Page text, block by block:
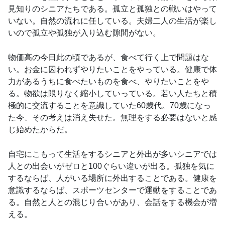
見知りのシニアたちである。孤立と孤独との戦いはやって
いない。自然の流れに任している。夫婦二人の生活が楽し
いので孤立や孤独が入り込む隙間がない。
物価高の今日此の頃であるが、食べて行く上で問題はな
い。お金に囚われずやりたいことをやっている。健康で体
力があるうちに食べたいものを食べ、やりたいことをや
る。物欲は限りなく縮小していっている。若い人たちと積
極的に交流することを意識していた60歳代。70歳になっ
た今、その考えは消え失せた。無理をする必要はないと感
じ始めたからだ。
自宅にこもって生活をするシニアと外出が多いシニアでは
人との出会いがゼロと100ぐらい違いが出る。孤独を気に
するならば、人がいる場所に外出することである。健康を
意識するならば、スポーツセンターで運動をすることであ
る。自然と人との混じり合いがあり、会話をする機会が増
える。